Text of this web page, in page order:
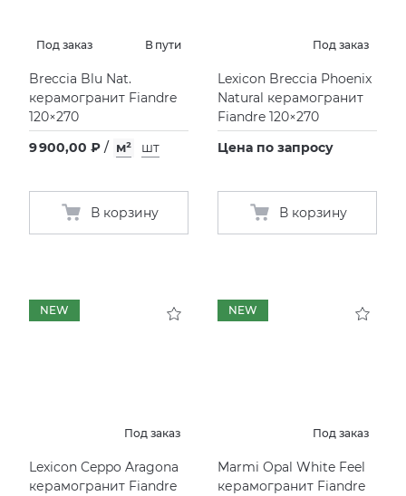
KERAMA MARAZZI
PAMESA
PERONDA
PORCELANOSA
СМЕСИТЕЛИ
УНИТАЗЫ И ПИCCУАРЫ
Под заказ В пути
Breccia Blu Nat.
керамогранит Fiandre
120×270
9 900,00 ₽ / м² шт
В корзину
Под заказ
Lexicon Breccia Phoenix
Natural керамогранит
Fiandre 120×270
Цена по запросу
В корзину
NEW
Под заказ
Lexicon Ceppo Aragona
керамогранит Fiandre
NEW
Под заказ
Marmi Opal White Feel
керамогранит Fiandre